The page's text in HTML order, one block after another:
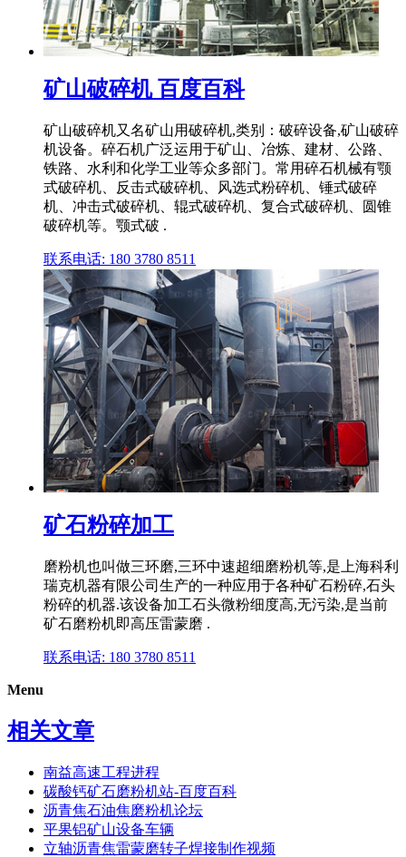
矿山破碎机 百度百科
矿山破碎机又名矿山用破碎机,类别：破碎设备,矿山破碎
机设备。碎石机广泛运用于矿山、冶炼、建材、公路、
铁路、水利和化学工业等众多部门。常用碎石机械有颚
式破碎机、反击式破碎机、风选式粉碎机、锤式破碎
机、冲击式破碎机、辊式破碎机、复合式破碎机、圆锥
破碎机等。颚式破 .
联系电话: 180 3780 8511
矿石粉碎加工
磨粉机也叫做三环磨,三环中速超细磨粉机等,是上海科利
瑞克机器有限公司生产的一种应用于各种矿石粉碎,石头
粉碎的机器.该设备加工石头微粉细度高,无污染,是当前
矿石磨粉机即高压雷蒙磨 .
联系电话: 180 3780 8511
Menu
相关文章
南益高速工程进程
碳酸钙矿石磨粉机站-百度百科
沥青焦石油焦磨粉机论坛
平果铝矿山设备车辆
立轴沥青焦雷蒙磨转子焊接制作视频